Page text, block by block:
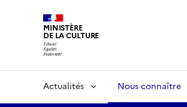
MINISTÈRE
DE LA CULTURE
Actualités Nous connaître